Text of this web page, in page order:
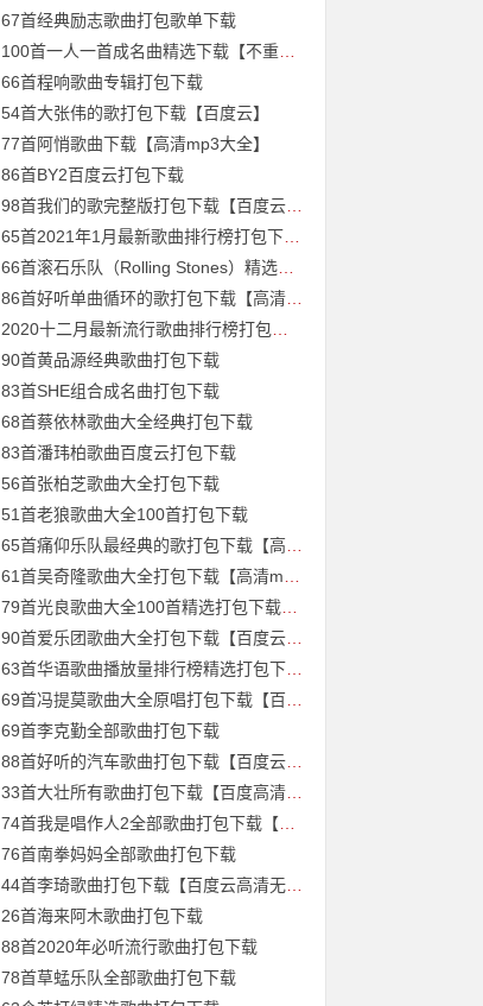
67首经典励志歌曲打包歌单下载
100首一人一首成名曲精选下载【不重复高清MP3】
66首程响歌曲专辑打包下载
54首大张伟的歌打包下载【百度云】
77首阿悄歌曲下载【高清mp3大全】
86首BY2百度云打包下载
98首我们的歌完整版打包下载【百度云MP3】
65首2021年1月最新歌曲排行榜打包下载【百度云MP3】
66首滚石乐队（Rolling Stones）精选歌曲打包下载【百度云MP3】
86首好听单曲循环的歌打包下载【高清mp3】
2020十二月最新流行歌曲排行榜打包下载
90首黄品源经典歌曲打包下载
83首SHE组合成名曲打包下载
68首蔡依林歌曲大全经典打包下载
83首潘玮柏歌曲百度云打包下载
56首张柏芝歌曲大全打包下载
51首老狼歌曲大全100首打包下载
65首痛仰乐队最经典的歌打包下载【高清mp3】
61首吴奇隆歌曲大全打包下载【高清mp3】
79首光良歌曲大全100首精选打包下载【高清MP3】
90首爱乐团歌曲大全打包下载【百度云mp3】
63首华语歌曲播放量排行榜精选打包下载【高清mp3】
69首冯提莫歌曲大全原唱打包下载【百度云mp3】
69首李克勤全部歌曲打包下载
88首好听的汽车歌曲打包下载【百度云MP3高清】
33首大壮所有歌曲打包下载【百度高清mp3】
74首我是唱作人2全部歌曲打包下载【百度网盘高清无损mp3】
76首南拳妈妈全部歌曲打包下载
44首李琦歌曲打包下载【百度云高清无损mp3】
26首海来阿木歌曲打包下载
88首2020年必听流行歌曲打包下载
78首草蜢乐队全部歌曲打包下载